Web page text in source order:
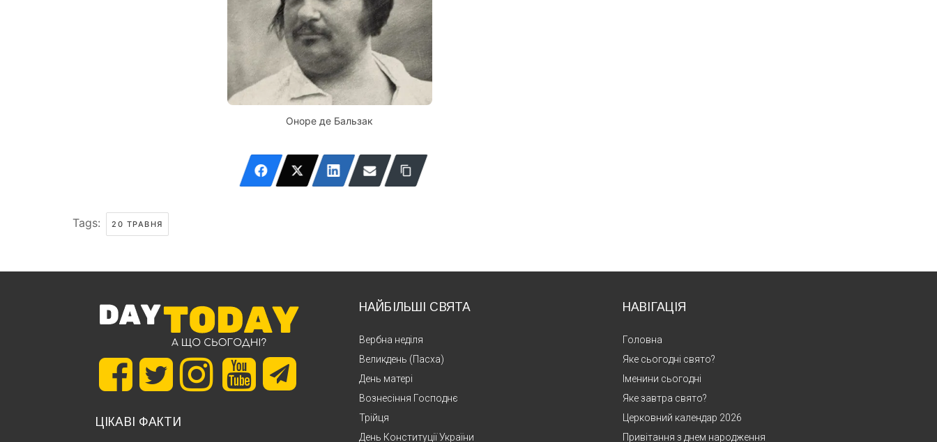
Оноре де Бальзак
Tags: 20 ТРАВНЯ
ЦІКАВІ ФАКТИ
НАЙБІЛЬШІ СВЯТА
Вербна неділя
Великдень (Пасха)
День матері
Вознесіння Господнє
Трійця
День Конституції України
НАВІГАЦІЯ
Головна
Яке сьогодні свято?
Іменини сьогодні
Яке завтра свято?
Церковний календар 2026
Привітання з днем народження